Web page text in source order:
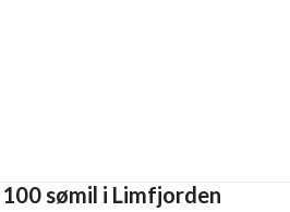
100 sømil i Limfjorden